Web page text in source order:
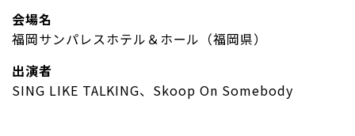
会場名
福岡サンパレスホテル＆ホール（福岡県）
出演者
SING LIKE TALKING、Skoop On Somebody